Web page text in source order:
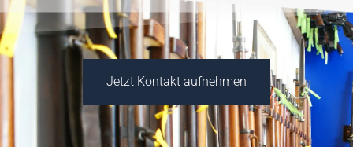
Jetzt Kontakt aufnehmen